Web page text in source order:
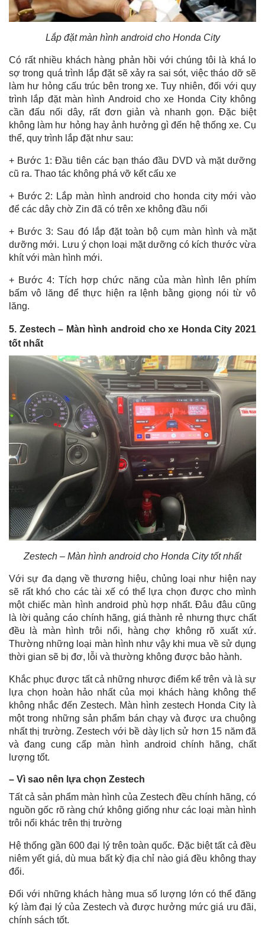
Lắp đặt màn hình android cho Honda City
Có rất nhiều khách hàng phản hồi với chúng tôi là khá lo
sợ trong quá trình lắp đặt sẽ xảy ra sai sót, việc tháo dỡ sẽ
làm hư hỏng cấu trúc bên trong xe. Tuy nhiên, đối với quy
trình lắp đặt màn hình Android cho xe Honda City không
cần đấu nối dây, rất đơn giản và nhanh gọn. Đặc biệt
không làm hư hỏng hay ảnh hưởng gì đến hệ thống xe. Cụ
thể, quy trình lắp đặt như sau:
+ Bước 1: Đầu tiên các bạn tháo đầu DVD và mặt dưỡng
cũ ra. Thao tác không phá vỡ kết cấu xe
+ Bước 2: Lắp màn hình android cho honda city mới vào
để các dây chờ Zin đã có trên xe không đầu nối
+ Bước 3: Sau đó lắp đặt toàn bộ cụm màn hình và mặt
dưỡng mới. Lưu ý chọn loại mặt dưỡng có kích thước vừa
khít với màn hình mới.
+ Bước 4: Tích hợp chức năng của màn hình lên phím
bấm vô lăng để thực hiện ra lệnh bằng giọng nói từ vô
lăng.
5. Zestech – Màn hình android cho xe Honda City 2021
tốt nhất
Zestech – Màn hình android cho Honda City tốt nhất
Với sự đa dạng về thương hiệu, chủng loại như hiện nay
sẽ rất khó cho các tài xế có thể lựa chọn được cho mình
một chiếc màn hình android phù hợp nhất. Đâu đâu cũng
là lời quảng cáo chính hãng, giá thành rẻ nhưng thực chất
đều là màn hình trôi nổi, hàng chợ không rõ xuất xứ.
Thường những loại màn hình như vậy khi mua về sử dụng
thời gian sẽ bị đơ, lỗi và thường không được bảo hành.
Khắc phục được tất cả những nhược điểm kể trên và là sự
lựa chọn hoàn hảo nhất của mọi khách hàng không thể
không nhắc đến Zestech. Màn hình zestech Honda City là
một trong những sản phẩm bán chạy và được ưa chuộng
nhất thị trường. Zestech với bề dày lịch sử hơn 15 năm đã
và đang cung cấp màn hình android chính hãng, chất
lượng tốt.
– Vì sao nên lựa chọn Zestech
Tất cả sản phẩm màn hình của Zestech đều chính hãng, có
nguồn gốc rõ ràng chứ không giống như các loại màn hình
trôi nổi khác trên thị trường
Hệ thống gần 600 đại lý trên toàn quốc. Đặc biệt tất cả đều
niêm yết giá, dù mua bất kỳ địa chỉ nào giá đều không thay
đổi.
Đối với những khách hàng mua số lượng lớn có thể đăng
ký làm đại lý của Zestech và được hưởng mức giá ưu đãi,
chính sách tốt.